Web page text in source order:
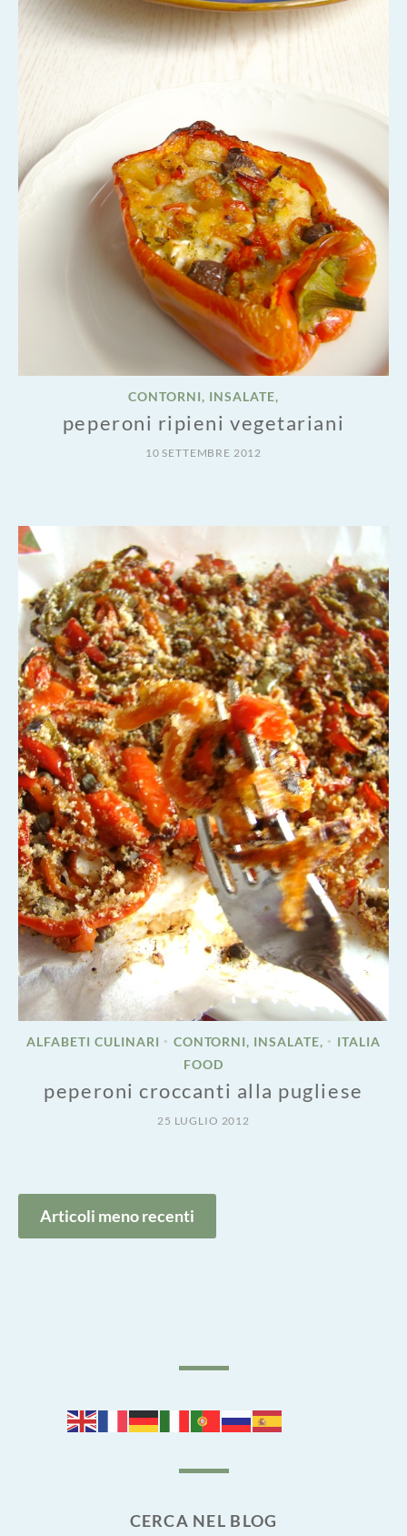
CONTORNI, INSALATE,
peperoni ripieni vegetariani
10 SETTEMBRE 2012
ALFABETI CULINARI • CONTORNI, INSALATE, •
ITALIA
FOOD
peperoni croccanti alla pugliese
25 LUGLIO 2012
Navigazione
articoli
Articoli meno recenti
CERCA NEL BLOG